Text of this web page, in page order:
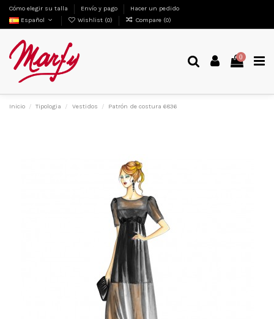
Cómo elegir su talla Envío y pago
Hacer un pedido
Español
Wishlist (0) Compare (0)
0
Inicio Tipologia Vestidos Patrón de costura 6836